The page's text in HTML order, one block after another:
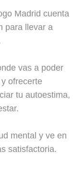
Madrid cuenta
para llevar a
vas a poder
ofrecerte
tu autoestima,
mental y ve en
satisfactoria.